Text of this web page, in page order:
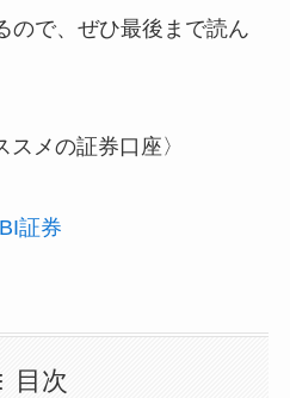
ので、ぜひ最後まで読ん
スメの証券口座〉
証券
目次